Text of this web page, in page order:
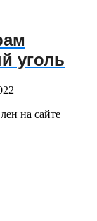
уголь
на сайте